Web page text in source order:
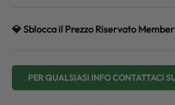
💎 Sblocca il Prezzo Riservato
PER QUALSIASI INFO CONTATTACI